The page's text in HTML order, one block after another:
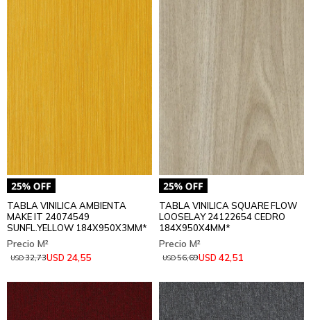
TABLA VINILICA AMBIENTA
MAKE IT 24074549
SUNFL.YELLOW 184X950X3MM*
USD 24,55
USD32,73
TABLA VINILICA SQUARE FLOW
LOOSELAY 24122654 CEDRO
184X950X4MM*
USD 42,51
USD56,69